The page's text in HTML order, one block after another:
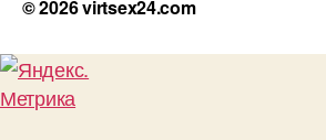
© 2026virtsex24.com